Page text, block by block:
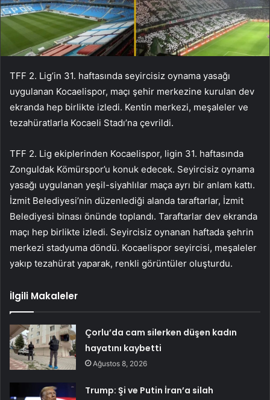
TFF 2. Lig’in 31. haftasında seyircisiz oynama yasağı
uygulanan Kocaelispor, maçı şehir merkezine kurulan dev
ekranda hep birlikte izledi. Kentin merkezi, meşaleler ve
tezahüratlarla Kocaeli Stadı’na çevrildi.
TFF 2. Lig ekiplerinden Kocaelispor, ligin 31. haftasında
Zonguldak Kömürspor’u konuk edecek. Seyircisiz oynama
yasağı uygulanan yeşil-siyahlılar maça ayrı bir anlam kattı.
İzmit Belediyesi’nin düzenlediği alanda taraftarlar, İzmit
Belediyesi binası önünde toplandı. Taraftarlar dev ekranda
maçı hep birlikte izledi. Seyircisiz oynanan haftada şehrin
merkezi stadyuma döndü. Kocaelispor seyircisi, meşaleler
yakıp tezahürat yaparak, renkli görüntüler oluşturdu.
İlgili Makaleler
Çorlu’da cam silerken düşen kadın
hayatını kaybetti
Ağustos 8, 2026
Trump: Şi ve Putin İran’a silah